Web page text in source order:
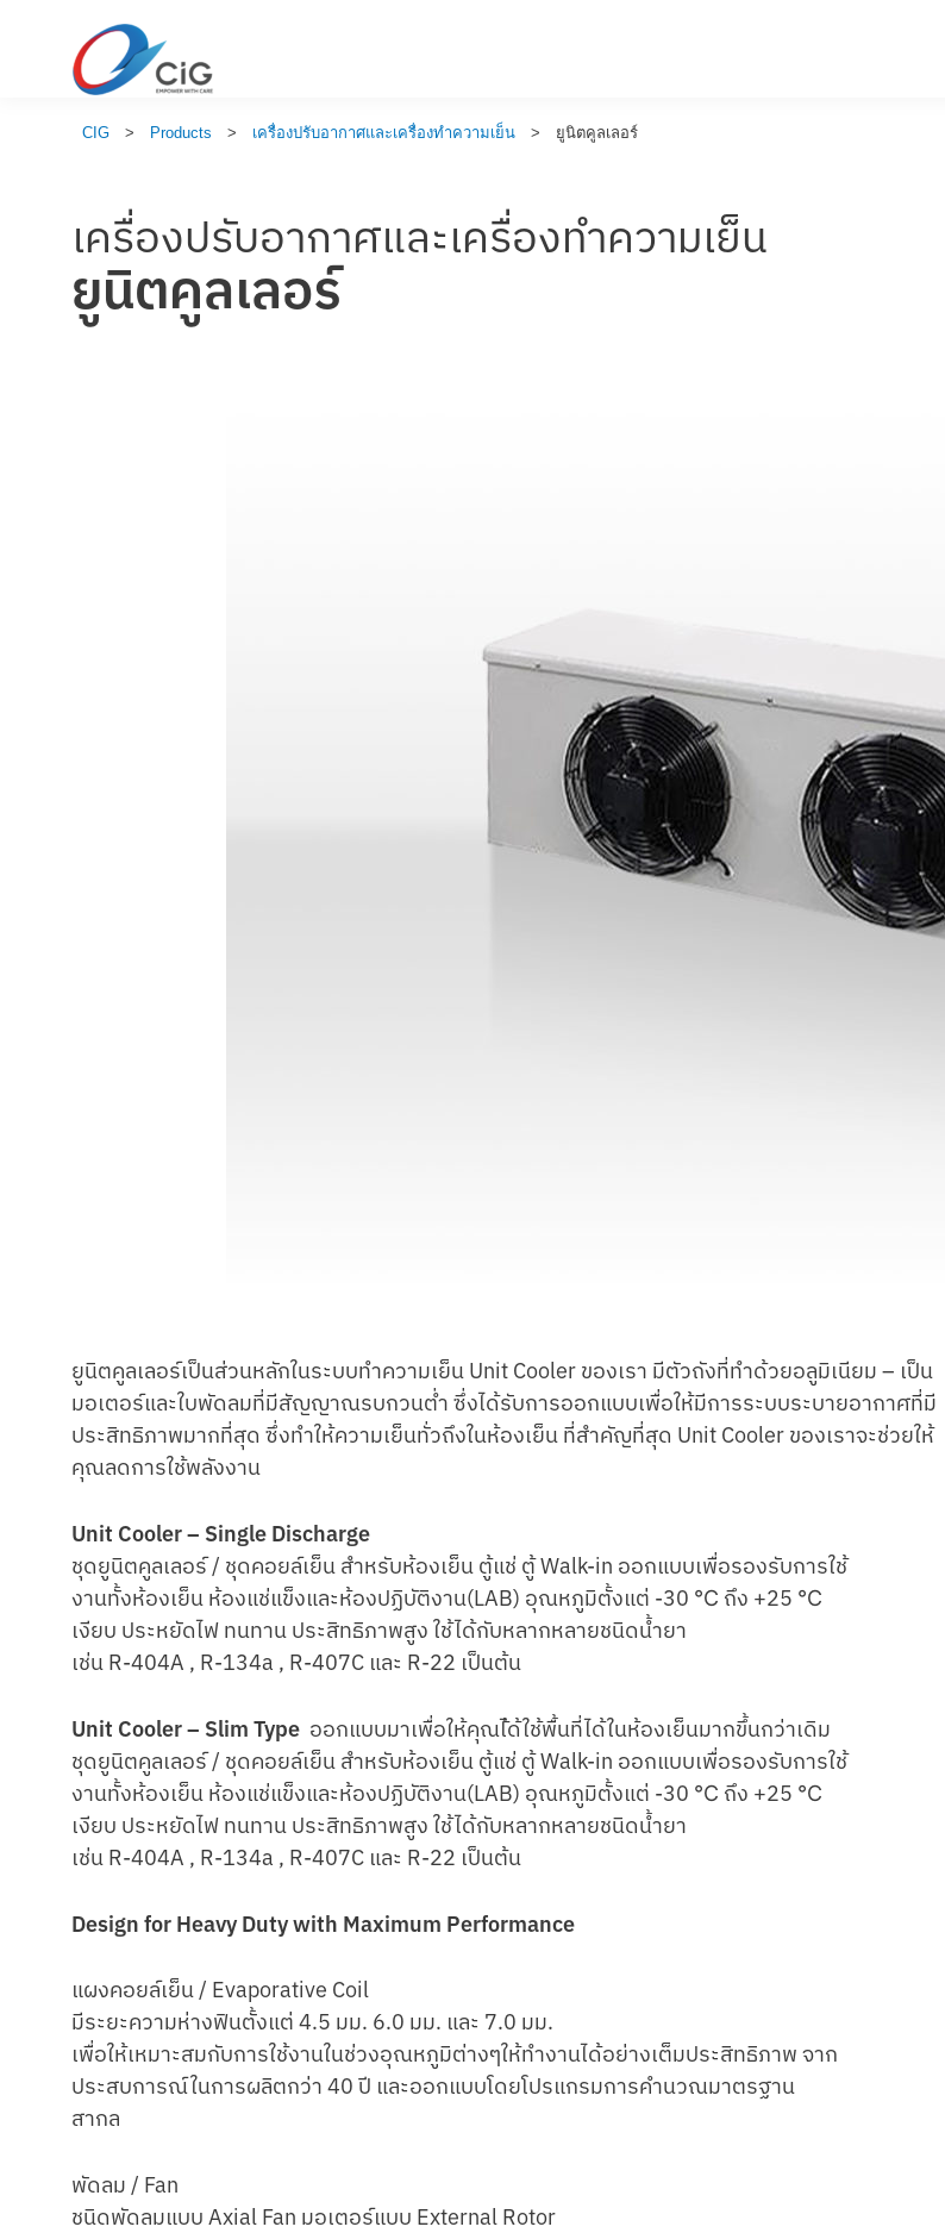
CIG > Products > เครื่องปรับอากาศและเครื่องทำความเย็น > ยูนิตคูลเลอร์
เครื่องปรับอากาศและเครื่องทำความเย็น
ยูนิตคูลเลอร์
ยูนิตคูลเลอร์เป็นส่วนหลักในระบบทำความเย็น Unit Cooler ของเรา มีตัวถังที่ทำด้วยอลูมิเนียม – เป็น
มอเตอร์และใบพัดลมที่มีสัญญาณรบกวนต่ำ ซึ่งได้รับการออกแบบเพื่อให้มีการระบบระบายอากาศที่มี
ประสิทธิภาพมากที่สุด ซึ่งทำให้ความเย็นทั่วถึงในห้องเย็น ที่สำคัญที่สุด Unit Cooler ของเราจะช่วยให้
คุณลดการใช้พลังงาน
Unit Cooler – Single Discharge
ชุดยูนิตคูลเลอร์ / ชุดคอยล์เย็น สําหรับห้องเย็น ตู้แช่ ตู้ Walk-in ออกแบบเพื่อรองรับการใช้
งานทั้งห้องเย็น ห้องแช่แข็งและห้องปฏิบัติงาน(LAB) อุณหภูมิตั้งแต่ -30 ℃ ถึง +25 ℃
เงียบ ประหยัดไฟ ทนทาน ประสิทธิภาพสูง ใช้ได้กับหลากหลายชนิดนํ้ายา
เช่น R-404A , R-134a , R-407C และ R-22 เป็นต้น
Unit Cooler – Slim Type ออกแบบมาเพื่อให้คุณไ้ด้ใช้พื้นที่ได้ในห้องเย็นมากขึ้นกว่าเดิม
ชุดยูนิตคูลเลอร์ / ชุดคอยล์เย็น สําหรับห้องเย็น ตู้แช่ ตู้ Walk-in ออกแบบเพื่อรองรับการใช้
งานทั้งห้องเย็น ห้องแช่แข็งและห้องปฏิบัติงาน(LAB) อุณหภูมิตั้งแต่ -30 ℃ ถึง +25 ℃
เงียบ ประหยัดไฟ ทนทาน ประสิทธิภาพสูง ใช้ได้กับหลากหลายชนิดนํ้ายา
เช่น R-404A , R-134a , R-407C และ R-22 เป็นต้น
Design for Heavy Duty with Maximum Performance
แผงคอยล์เย็น / Evaporative Coil
มีระยะความห่างฟินตั้งแต่ 4.5 มม. 6.0 มม. และ 7.0 มม.
เพื่อให้เหมาะสมกับการใช้งานในช่วงอุณหภูมิต่างๆให้ทํางานได้อย่างเต็มประสิทธิภาพ จาก
ประสบการณ์ในการผลิตกว่า 40 ปี และออกแบบโดยโปรแกรมการคํานวณมาตรฐาน
สากล
พัดลม / Fan
ชนิดพัดลมแบบ Axial Fan มอเตอร์แบบ External Rotor